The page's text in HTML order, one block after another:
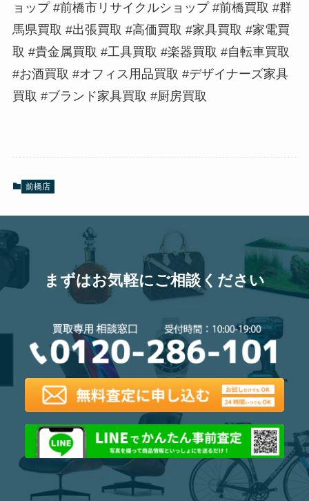
ョップ #前橋市リサイクルショップ #前橋買取 #群
馬県買取 #出張買取 #高価買取 #家具買取 #家電買
取 #貴金属買取 #工具買取 #楽器買取 #自転車買取
#お酒買取 #オフィス用品買取 #デザイナーズ家具
買取 #ブランド家具買取 #厨房買取
前橋店
まずはお気軽にご相談ください